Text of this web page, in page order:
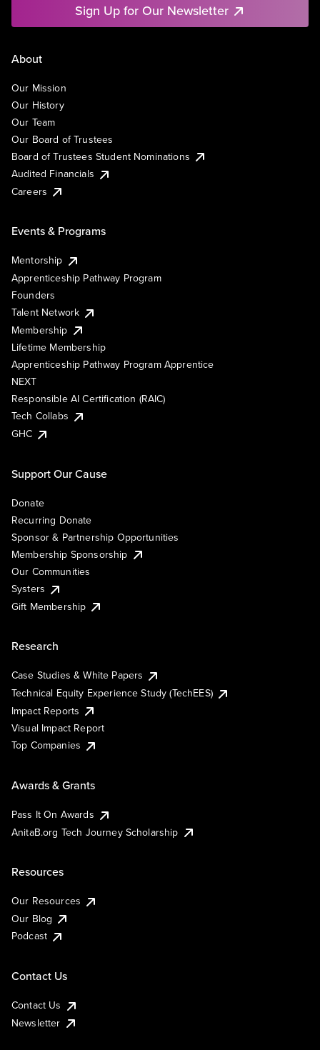
Sign Up for Our Newsletter
About
Our Mission
Our History
Our Team
Our Board of Trustees
Board of Trustees Student Nominations
Audited Financials
Careers
Events & Programs
Mentorship
Apprenticeship Pathway Program
Founders
Talent Network
Membership
Lifetime Membership
Apprenticeship Pathway Program Apprentice
NEXT
Responsible AI Certification (RAIC)
Tech Collabs
GHC
Support Our Cause
Donate
Recurring Donate
Sponsor & Partnership Opportunities
Membership Sponsorship
Our Communities
Systers
Gift Membership
Research
Case Studies & White Papers
Technical Equity Experience Study (TechEES)
Impact Reports
Visual Impact Report
Top Companies
Awards & Grants
Pass It On Awards
AnitaB.org Tech Journey Scholarship
Resources
Our Resources
Our Blog
Podcast
Contact Us
Contact Us
Newsletter